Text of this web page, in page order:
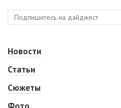
Новости
Статьи
Сюжеты
Фото